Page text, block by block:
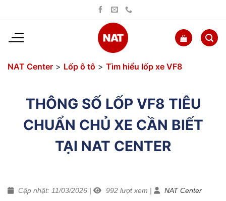
dung
NAT Center > Lốp ô tô > Tìm hiểu lốp xe VF8
THÔNG SỐ LỐP VF8 TIÊU
CHUẨN CHỦ XE CẦN BIẾT
TẠI NAT CENTER
Cập nhật: 11/03/2026 | 992 lượt xem | NAT Center